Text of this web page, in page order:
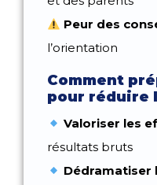
Peur des
l’orientation
Comment
pour réduire
Valoriser les
résultats bruts
Dédramatiser